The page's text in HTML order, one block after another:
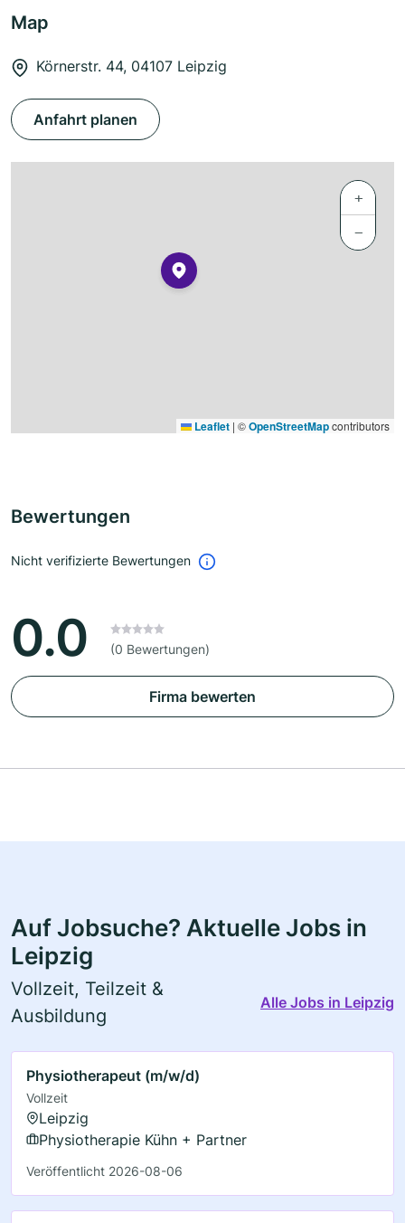
Map
Körnerstr. 44, 04107 Leipzig
Anfahrt planen
+
−
Leaflet | ©OpenStreetMapcontributors
Bewertungen
Nicht verifizierte Bewertungen
0.0 (0 Bewertungen)
Firma bewerten
Auf Jobsuche? Aktuelle Jobs in
Leipzig
Vollzeit, Teilzeit &
Ausbildung
Alle Jobs in Leipzig
Physiotherapeut (m/w/d)
Vollzeit
Leipzig
Physiotherapie Kühn + Partner
Veröffentlicht 2026-08-06